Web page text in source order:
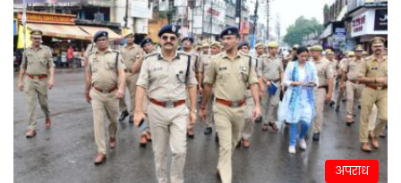
अपराध